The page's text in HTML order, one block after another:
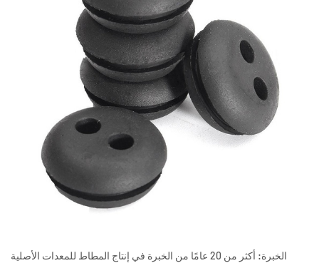
الخبرة: أكثر من 20 عامًا من الخبرة في إنتاج المطاط للمعدات الأصلية